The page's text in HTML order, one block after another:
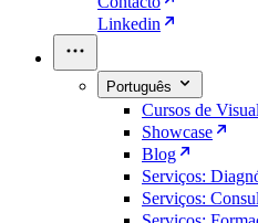
Linkedin
Português
Cursos de
Showcase
Blog
Serviços:
Serviços: